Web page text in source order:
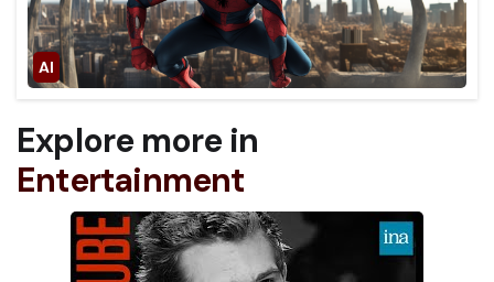
Explore more in
Entertainment